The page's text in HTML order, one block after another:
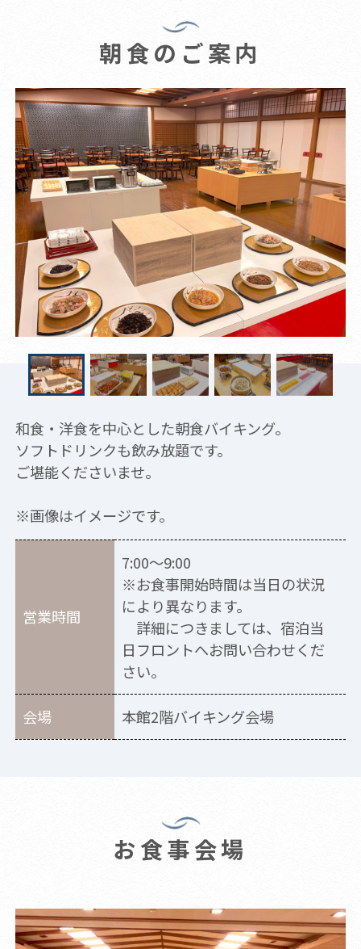
朝食のご案内
和食・洋食を中心とした朝食バイキング。
ソフトドリンクも飲み放題です。
ご堪能くださいませ。
※画像はイメージです。
営業時間
7:00～9:00
※お食事開始時間は当日の状況
により異なります。
詳細につきましては、宿泊当
日フロントへお問い合わせくだ
さい。
会場 本館2階バイキング会場
お食事会場